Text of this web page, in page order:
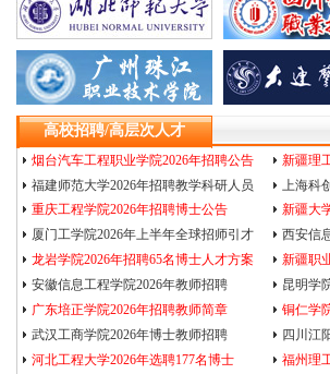
高校招聘/高层次人才
烟台汽车工程职业学院2026年招聘公告
新疆理
福建师范大学2026年招聘教学科研人员
上海科
重庆工程学院2026年招聘博士公告
新疆大
厦门工学院2026年上半年全球招师引才
西安信
龙岩学院2026年招聘65名博士人才方案
新疆职
安徽信息工程学院2026年教师招聘
昆明学
广东培正学院2026年招聘教师简章
铜仁学
武汉工商学院2026年博士教师招聘
四川江
河北工程大学2026年选聘177名博士
福州理